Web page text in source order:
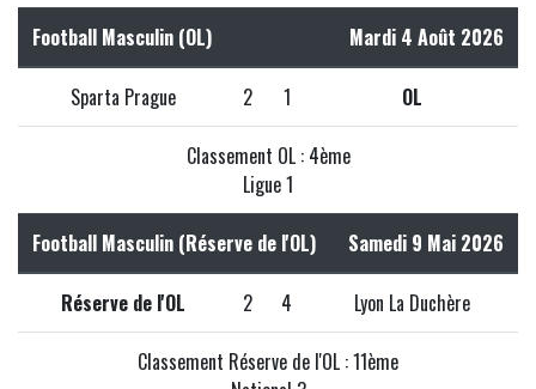
Football Masculin (OL) Mardi 4 Août 2026
Sparta Prague 2 1 OL
Classement OL : 4ème
Ligue 1
Football Masculin (Réserve de l'OL) Samedi 9 Mai 2026
Réserve de l'OL 2 4 Lyon La Duchère
Classement Réserve de l'OL : 11ème